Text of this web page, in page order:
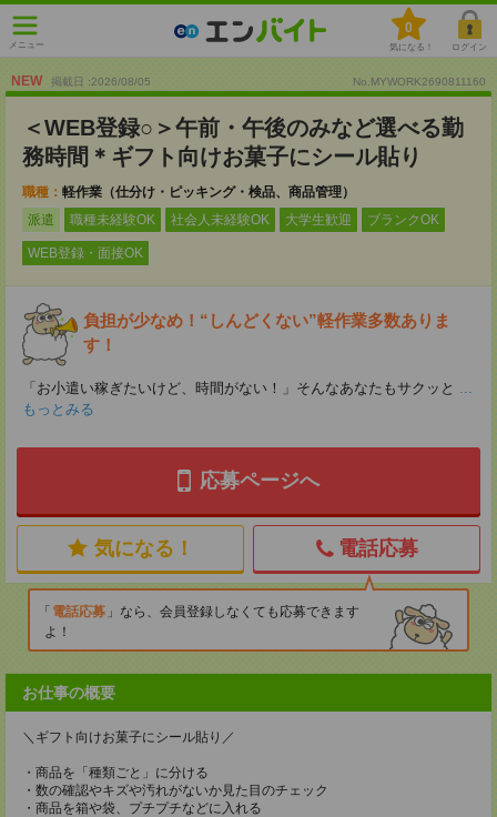
メニュー
0
気になる！ ログイン
NEW 掲載日 :2026/08/05 No.MYWORK2690811160
＜WEB登録○＞午前・午後のみなど選べる勤
務時間＊ギフト向けお菓子にシール貼り
職種： 軽作業（仕分け・ピッキング・検品、商品管理）
派遣
職種未経験OK 社会人未経験OK 大学生歓迎 ブランクOK
WEB登録・面接OK
負担が少なめ！“しんどくない”軽作業多数ありま
す！
「お小遣い稼ぎたいけど、時間がない！」そんなあなたもサクッと ...
もっとみる
応募ページへ
気になる！ 電話応募
電話応募
なら、会員登録しなくても応募できます
よ！
お仕事の概要
＼ギフト向けお菓子にシール貼り／
・商品を「種類ごと」に分ける
・数の確認やキズや汚れがないか見た目のチェック
・商品を箱や袋、プチプチなどに入れる